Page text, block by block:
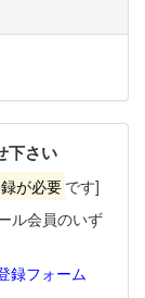
下さい
が必要 です]
ル会員のいず
録フォーム